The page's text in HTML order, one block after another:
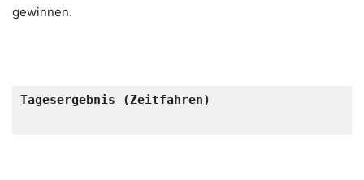
gewinnen.
Tagesergebnis (Zeitfahren)